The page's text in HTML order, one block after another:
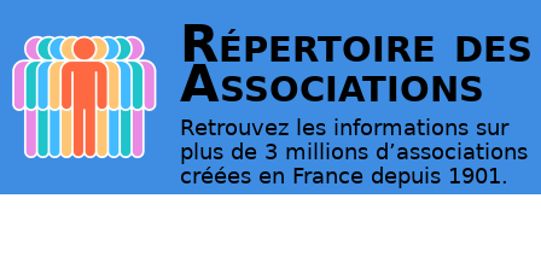
Répertoire des
Associations
Retrouvez les informations sur
plus de 3 millions d’associations
créées en France depuis 1901.